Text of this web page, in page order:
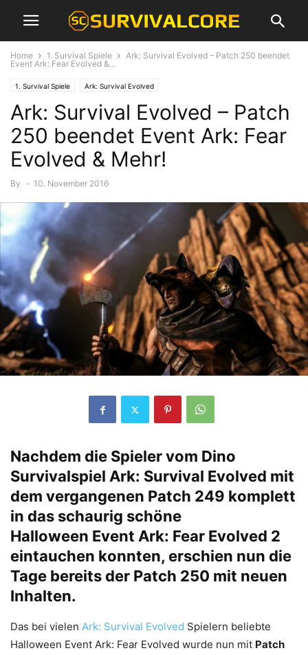
Home 1. Survival Spiele
Ark: Survival Evolved – Patch 250 beendet
Event Ark: Fear Evolved &...
1. Survival Spiele Ark: Survival Evolved
Ark: Survival Evolved – Patch
250 beendet Event Ark: Fear
Evolved & Mehr!
By - 10. November 2016
Nachdem die Spieler vom Dino
Survivalspiel Ark: Survival Evolved mit
dem vergangenen Patch 249 komplett
in das schaurig schöne
Halloween Event Ark: Fear Evolved 2
eintauchen konnten, erschien nun die
Tage bereits der Patch 250 mit neuen
Inhalten.
Das bei vielen Ark: Survival Evolved Spielern beliebte
Halloween Event Ark: Fear Evolved wurde nun mit Patch